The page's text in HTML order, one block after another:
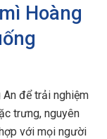
Hoàng
An để trải nghiệm
trưng, nguyên
với mọi người